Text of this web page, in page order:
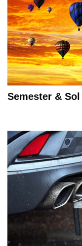
Semester &